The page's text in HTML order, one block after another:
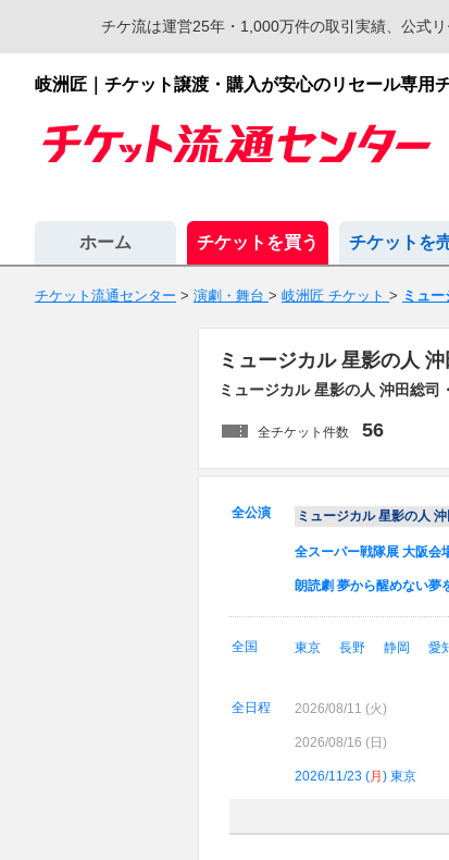
チケ流は運営25年・1,000万件の取引実績、公式
岐洲匠｜チケット譲渡・購入が安心のリセール専用
ホーム チケットを買う チケットを
チケット流通センター > 演劇・舞台 > 岐洲匠 チケット > ミュ
ミュージカル 星影の人
ミュージカル 星影の人 沖田総司
全チケット件数 56
全公演 ミュージカル 星影の人
全スーパー戦隊展 大阪会
朗読劇 夢から醒めない夢
全国 東京 長野 静岡 愛
全日程 2026/08/11 (火)
2026/08/16 ( 日 )
2026/11/23 (月 ) 東京